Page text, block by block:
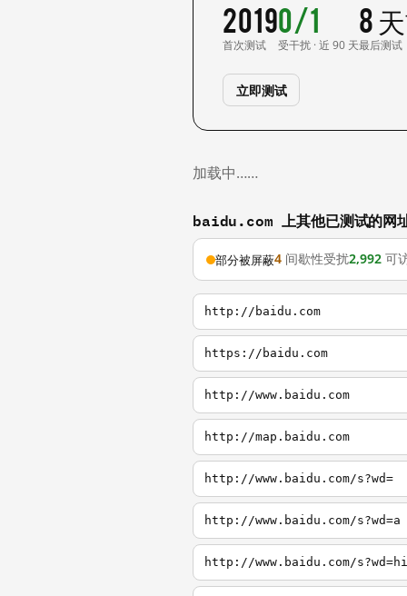
2019
首次测试
0/1
受干扰 · 近 90 天
8
最后测试
立即测试
加载中……
baidu.com 上其他已测试的网
部分被屏蔽4 间歇性受扰2,992 可
http://baidu.com
https://baidu.com
http://www.baidu.com
http://map.baidu.com
http://www.baidu.com/s?wd=
http://www.baidu.com/s?wd=a
http://www.baidu.com/s?wd=hi